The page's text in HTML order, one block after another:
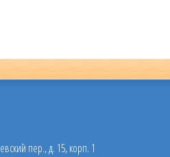
пер., д. 15, корп. 1